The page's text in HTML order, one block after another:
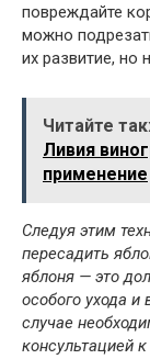
повреждайте
можно
их развитие, но
Читайте
Ливия
применение
Следуя этим
пересадить
яблоня — это
особого ухода
случае
консультацией